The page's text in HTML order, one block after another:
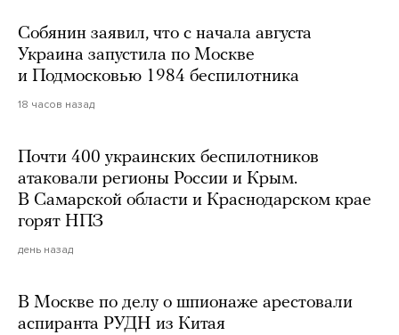
Собянин заявил, что с начала августа
Украина запустила по Москве
и Подмосковью 1984 беспилотника
18 часов назад
Почти 400 украинских беспилотников
атаковали регионы России и Крым.
В Самарской области и Краснодарском крае
горят НПЗ
день назад
В Москве по делу о шпионаже арестовали
аспиранта РУДН из Китая